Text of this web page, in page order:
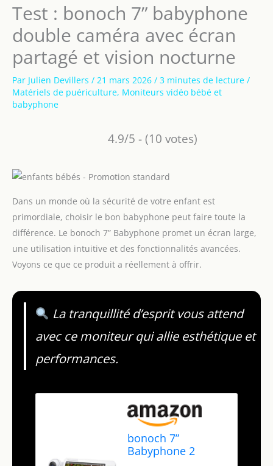
Test : bonoch 7” babyphone
double caméra avec écran
partagé et vision nocturne
Par Julien Devillers / 21 mars 2026 / 3 minutes de lecture /
Matériels de puériculture, Moniteurs vidéo bébé et
babyphone
4.9/5 - (10 votes)
Dans un monde où la sécurité de votre enfant est
primordiale, choisir le bon babyphone peut faire toute la
différence. Le bonoch 7” Babyphone promet un écran large,
une utilisation intuitive et des fonctionnalités avancées.
Voyons ce que ce produit a réellement à offrir.
La tranquillité d’esprit vous attend
avec ce moniteur qui allie esthétique et
performances.
bonoch 7”
Babyphone 2